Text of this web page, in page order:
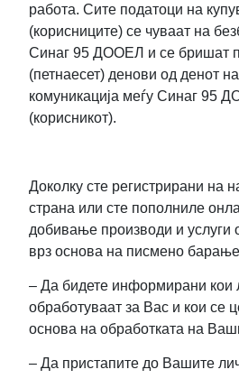
работа. Сите податоци на
(корисниците) се чуваат на
Синаг 95 ДООЕЛ и се бришат
(петнаесет) денови од денот
комуникација меѓу Синаг 95
(корисникот).
Доколку сте регистрирани на
страна или сте пополниле
добивање производи и
врз основа на писмено
– Да бидете информирани кои
обработуваат за Вас и кои се
основа на обработката на
– Да пристапите до Вашите